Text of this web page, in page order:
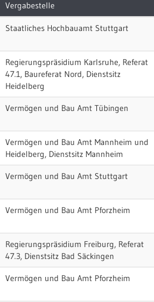
Vergabestelle
Staatliches Hochbauamt Stuttgart
Regierungspräsidium Karlsruhe, Referat
47.1, Baureferat Nord, Dienstsitz
Heidelberg
Vermögen und Bau Amt Tübingen
Vermögen und Bau Amt Mannheim und
Heidelberg, Dienstsitz Mannheim
Vermögen und Bau Amt Stuttgart
Vermögen und Bau Amt Pforzheim
Regierungspräsidium Freiburg, Referat
47.3, Dienstsitz Bad Säckingen
Vermögen und Bau Amt Pforzheim